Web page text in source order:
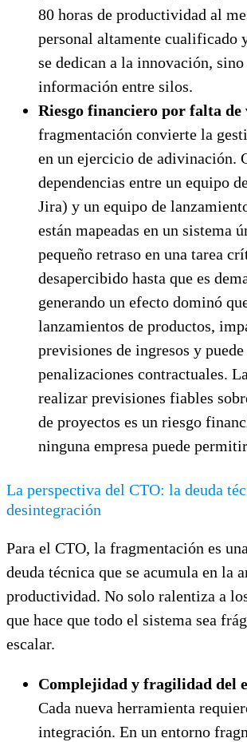
80 horas de productividad al
personal altamente cualificado
se dedican a la innovación,
información entre silos.
Riesgo financiero por falta
fragmentación convierte la
en un ejercicio de adivinación.
dependencias entre un equipo
Jira) y un equipo de
están mapeadas en un sistema
pequeño retraso en una tarea
desapercibido hasta que es
generando un efecto dominó
lanzamientos de productos,
previsiones de ingresos y
penalizaciones contractuales.
realizar previsiones fiables
de proyectos es un riesgo
ninguna empresa puede
La perspectiva del CTO: la deuda
desintegración
Para el CTO, la fragmentación es
deuda técnica que se acumula en la
productividad. No solo ralentiza a
que hace que todo el sistema sea
escalar.
Complejidad y fragilidad del
Cada nueva herramienta
integración. En un entorno